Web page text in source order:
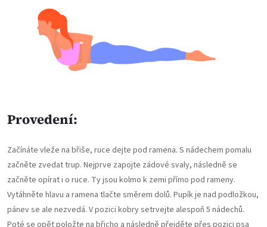
Provedení:
Začínáte vleže na břiše, ruce dejte pod ramena. S nádechem pomalu
začněte zvedat trup. Nejprve zapojte zádové svaly, následně se
začněte opírat i o ruce. Ty jsou kolmo k zemi přímo pod rameny.
Vytáhněte hlavu a ramena tlačte směrem dolů. Pupík je nad podložkou,
pánev se ale nezvedá. V pozici kobry setrvejte alespoň 5 nádechů.
Poté se opět položte na břicho a následně přejděte přes pozici psa